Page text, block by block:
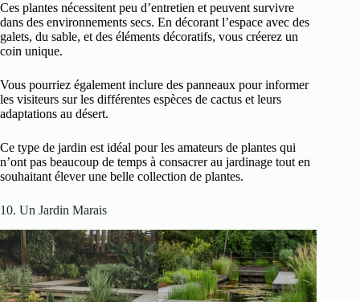
Ces plantes nécessitent peu d’entretien et peuvent survivre
dans des environnements secs. En décorant l’espace avec des
galets, du sable, et des éléments décoratifs, vous créerez un
coin unique.
Vous pourriez également inclure des panneaux pour informer
les visiteurs sur les différentes espèces de cactus et leurs
adaptations au désert.
Ce type de jardin est idéal pour les amateurs de plantes qui
n’ont pas beaucoup de temps à consacrer au jardinage tout en
souhaitant élever une belle collection de plantes.
10. Un Jardin Marais